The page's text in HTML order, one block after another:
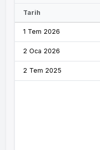
Tarih
1 Tem 2026
2 Oca 2026
2 Tem 2025